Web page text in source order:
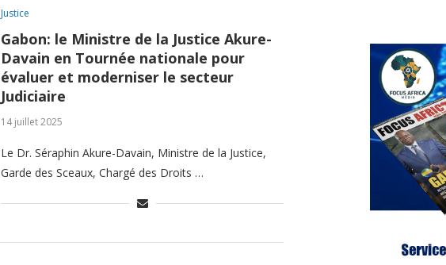
Justice
Gabon: le Ministre de la Justice Akure-
Davain en Tournée nationale pour
évaluer et moderniser le secteur
Judiciaire
14 juillet 2025
Le Dr. Séraphin Akure-Davain, Ministre de la Justice,
Garde des Sceaux, Chargé des Droits …